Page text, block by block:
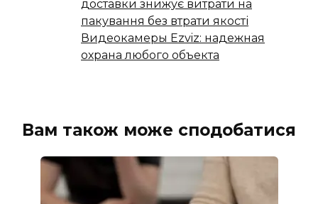
доставки знижує витрати на
пакування без втрати якості
Видеокамеры Ezviz: надежная
охрана любого объекта
Вам також може сподобатися